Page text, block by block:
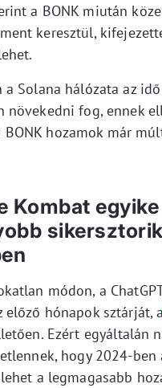
a BONK miután
keresztül,
a Solana hálózata az
növekedni fog, ennek
hozamok már
Kombat
módon, a
előző hónapok sztárját, a
Ezért egyáltalán
hogy 2024-ben
a legmagasabb